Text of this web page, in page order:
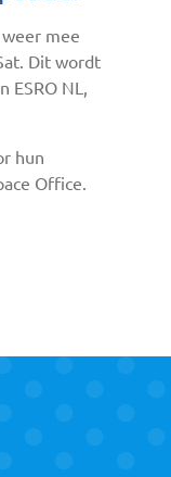
mee
Dit wordt
ESRO NL,
hun
Office.